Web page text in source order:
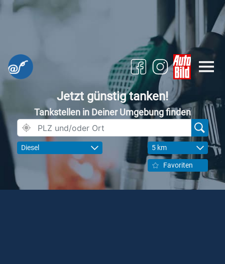
Jetzt günstig tanken!
Tankstellen in Deiner Umgebung finden
Diesel 5 km
Favoriten